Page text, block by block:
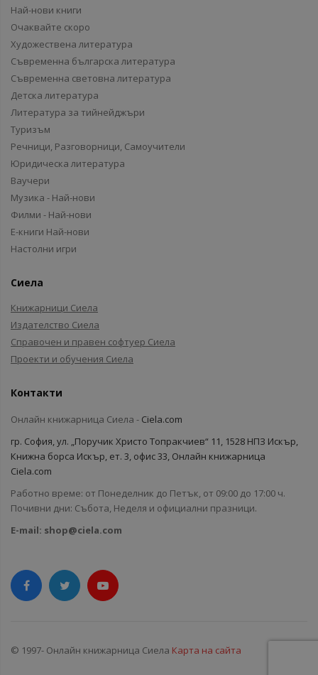
Най-нови книги
Очаквайте скоро
Художествена литература
Съвременна българска литература
Съвременна световна литература
Детска литература
Литература за тийнейджъри
Туризъм
Речници, Разговорници, Самоучители
Юридическа литература
Ваучери
Музика - Най-нови
Филми - Най-нови
Е-книги Най-нови
Настолни игри
Сиела
Книжарници Сиела
Издателство Сиела
Справочен и правен софтуер Сиела
Проекти и обучения Сиела
Контакти
Онлайн книжарница Сиела - Ciela.com
гр. София, ул. „Поручик Христо Топракчиев“ 11, 1528 НПЗ Искър,
Книжна борса Искър, ет. 3, офис 33, Онлайн книжарница
Ciela.com
Работно време: от Понеделник до Петък, от 09:00 до 17:00 ч.
Почивни дни: Събота, Неделя и официални празници.
E-mail: shop@ciela.com
© 1997- Онлайн книжарница Сиела Карта на сайта